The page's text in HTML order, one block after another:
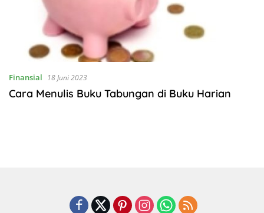
Finansial 18 Juni 2023
Cara Menulis Buku Tabungan di Buku Harian